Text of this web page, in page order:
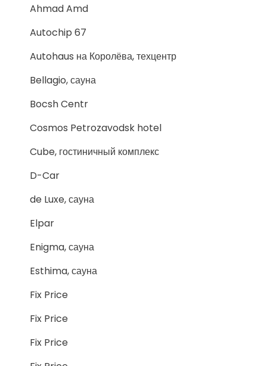
Ahmad Amd
Autochip 67
Autohaus на Королёва, техцентр
Bellagio, сауна
Bocsh Centr
Cosmos Petrozavodsk hotel
Cube, гостиничный комплекс
D-Car
de Luxe, сауна
Elpar
Enigma, сауна
Esthima, сауна
Fix Price
Fix Price
Fix Price